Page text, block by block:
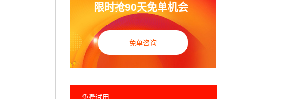
限时抢90天免单机会
免单咨询
免费试用